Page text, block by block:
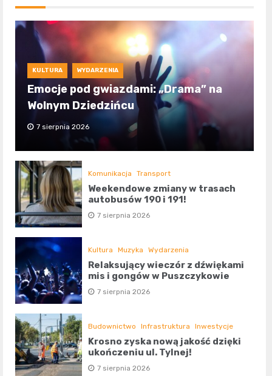
KULTURA WYDARZENIA
Emocje pod gwiazdami: „Drama” na
Wolnym Dziedzińcu
7 sierpnia 2026
Komunikacja Transport
Weekendowe zmiany w trasach
autobusów 190 i 191!
7 sierpnia 2026
Kultura Muzyka Wydarzenia
Relaksujący wieczór z dźwiękami
mis i gongów w Puszczykowie
7 sierpnia 2026
Budownictwo Infrastruktura Inwestycje
Krosno zyska nową jakość dzięki
ukończeniu ul. Tylnej!
7 sierpnia 2026